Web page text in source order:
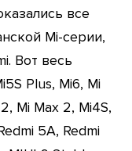
все
Mi-серии,
Вот весь
Plus, Mi6, Mi
Mi Max 2, Mi4S,
5A, Redmi